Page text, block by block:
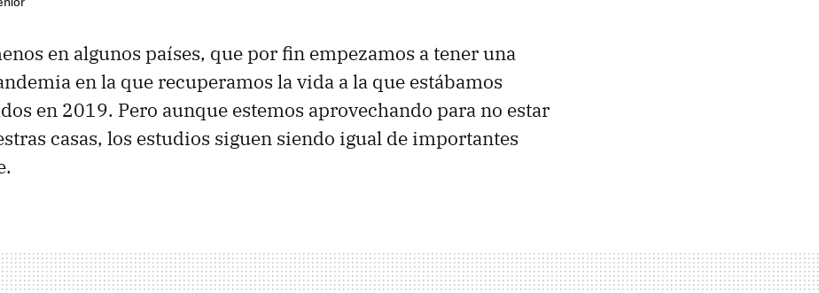
en algunos países, que por fin empezamos a tener una
en la que recuperamos la vida a la que estábamos
en 2019. Pero aunque estemos aprovechando para no estar
casas, los estudios siguen siendo igual de importantes